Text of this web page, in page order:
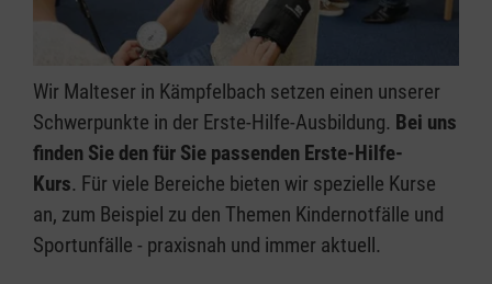
Wir Malteser in Kämpfelbach setzen einen unserer
Schwerpunkte in der Erste-Hilfe-Ausbildung. Bei uns
finden Sie den für Sie passenden Erste-Hilfe-
Kurs. Für viele Bereiche bieten wir spezielle Kurse
an, zum Beispiel zu den Themen Kindernotfälle und
Sportunfälle - praxisnah und immer aktuell.